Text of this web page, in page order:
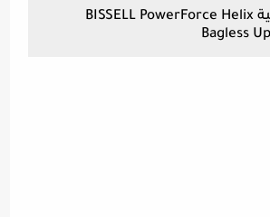
مكنسة كهربائية BISSELL PowerForce Helix
Bagless